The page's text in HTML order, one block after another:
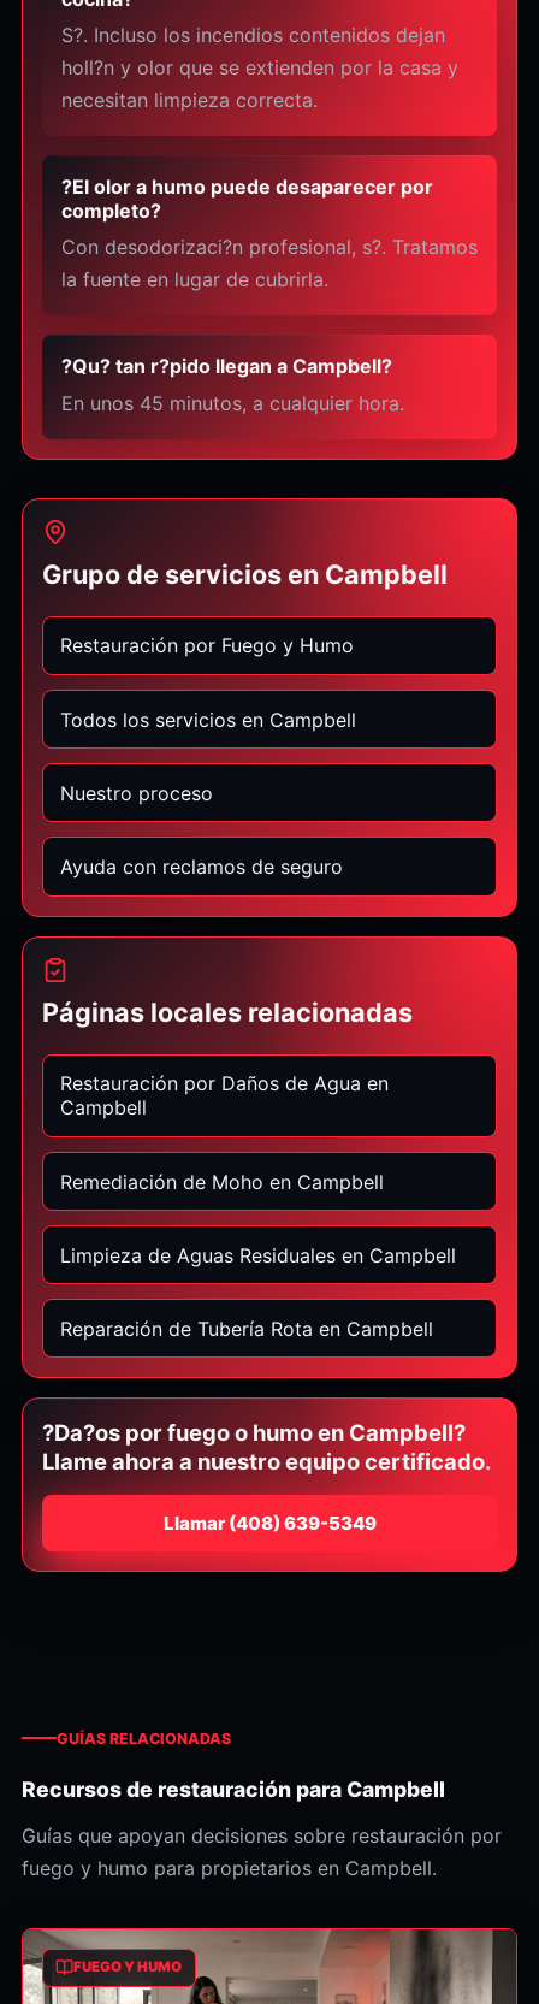
S?. Incluso los incendios contenidos dejan
holl?n y olor que se extienden por la casa y
necesitan limpieza correcta.
?El olor a humo puede desaparecer por
completo?
Con desodorizaci?n profesional, s?. Tratamos
la fuente en lugar de cubrirla.
?Qu? tan r?pido llegan a Campbell?
En unos 45 minutos, a cualquier hora.
Grupo de servicios en Campbell
Restauración por Fuego y Humo
Todos los servicios en Campbell
Nuestro proceso
Ayuda con reclamos de seguro
Páginas locales relacionadas
Restauración por Daños de Agua en
Campbell
Remediación de Moho en Campbell
Limpieza de Aguas Residuales en Campbell
Reparación de Tubería Rota en Campbell
?Da?os por fuego o humo en Campbell?
Llame ahora a nuestro equipo certificado.
Llamar ⁦(408) 639-5349⁩
GUÍAS RELACIONADAS
Recursos de restauración para Campbell
Guías que apoyan decisiones sobre restauración por
fuego y humo para propietarios en Campbell.
FUEGO Y HUMO